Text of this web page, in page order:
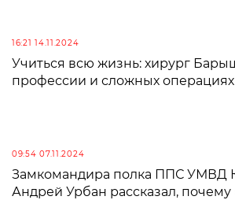
16:21 14.11.2024
Учиться всю жизнь: хирург
профессии и сложных операциях
09:54 07.11.2024
Замкомандира полка ППС УМВД
Андрей Урбан рассказал,